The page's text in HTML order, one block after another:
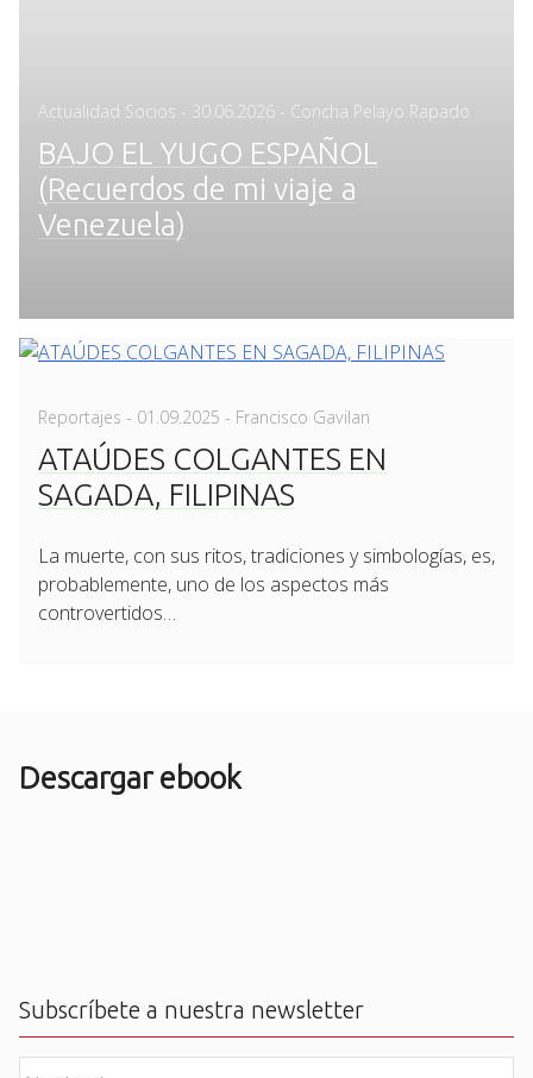
Actualidad Socios - Posted
30.06.2026 - Concha Pelayo Rapado
BAJO EL YUGO ESPAÑOL
(Recuerdos de mi viaje a
Venezuela)
Reportajes - Posted
01.09.2025 - Francisco Gavilan
ATAÚDES COLGANTES EN
SAGADA, FILIPINAS
La muerte, con sus ritos, tradiciones y simbologías, es,
probablemente, uno de los aspectos más
controvertidos…
Descargar ebook
Subscríbete a nuestra newsletter